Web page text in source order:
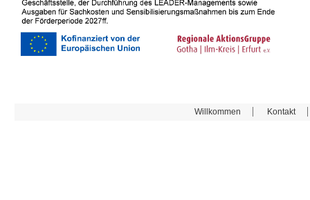
Willkommen Kontakt